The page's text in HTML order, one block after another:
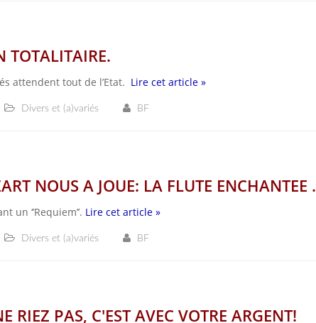
TOTALITAIRE.
attendent tout de l’Etat. Lire cet article »
Divers et (a)variés BF
NOUS A JOUE: LA FLUTE ENCHANTEE .
‘’Requiem’’. Lire cet article »
Divers et (a)variés BF
RIEZ PAS, C'EST AVEC VOTRE ARGENT!